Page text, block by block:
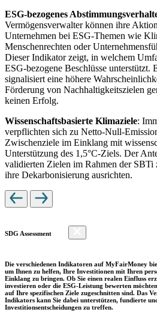
ESG-bezogenes
Vermögensverwalter können ihre
Unternehmen bei ESG-Themen wie
Menschenrechten oder
Dieser Indikator zeigt, in welchem
ESG-bezogene Beschlüsse unterstützt.
signalisiert eine höhere
Förderung von Nachhaltigkeitszielen
keinen Erfolg.
Wissenschaftsbasierte Klimaziele:
verpflichten sich zu Netto-Null-
Zwischenziele im Einklang mit
Unterstützung des 1,5°C-Ziels. Der
validierten Zielen im Rahmen der
ihre Dekarbonisierung ausrichten.
SDG Assessment
Die verschiedenen Indikatoren auf MyFairMoney
um Ihnen zu helfen, Ihre Investitionen mit Ihren
Einklang zu bringen. Ob Sie einen realen Einfluss
investieren oder die ESG-Leistung bewerten
auf Ihre spezifischen Ziele zugeschnitten sind. Das
Indikators kann Sie dabei unterstützen, fundierte
Investitionsentscheidungen zu treffen.